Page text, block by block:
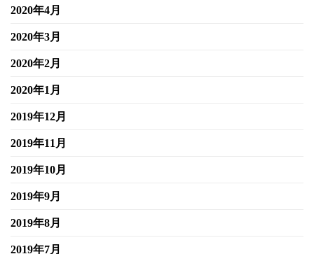
2020年4月
2020年3月
2020年2月
2020年1月
2019年12月
2019年11月
2019年10月
2019年9月
2019年8月
2019年7月